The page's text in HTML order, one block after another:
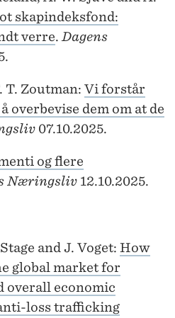
skapindeksfond:
verre. Dagens
T. Zoutman: Vi forstår
overbevise dem om at de
07.10.2025.
og flere
Næringsliv 12.10.2025.
and J. Voget: How
global market for
overall economic
loss trafficking